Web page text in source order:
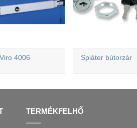
Viro 4006 Spiáter bútorzár
TERMÉKFELHŐ